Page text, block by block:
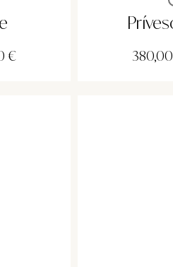
€ 380,00